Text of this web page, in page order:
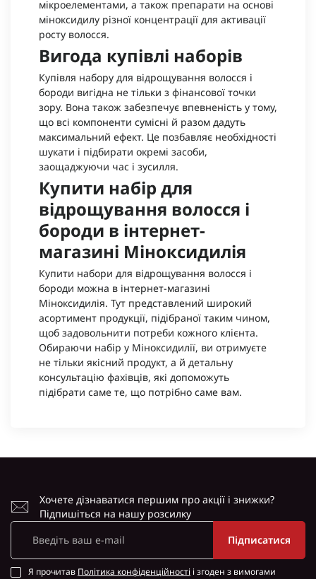
мікроелементами, а також препарати на основі
міноксидилу різної концентрації для активації
росту волосся.
Вигода купівлі наборів
Купівля набору для відрощування волосся і
бороди вигідна не тільки з фінансової точки
зору. Вона також забезпечує впевненість у тому,
що всі компоненти сумісні й разом дадуть
максимальний ефект. Це позбавляє необхідності
шукати і підбирати окремі засоби,
заощаджуючи час і зусилля.
Купити набір для
відрощування волосся і
бороди в інтернет-
магазині Міноксидилія
Купити набори для відрощування волосся і
бороди можна в інтернет-магазині
Міноксидилія. Тут представлений широкий
асортимент продукції, підібраної таким чином,
щоб задовольнити потреби кожного клієнта.
Обираючи набір у Міноксидилії, ви отримуєте
не тільки якісний продукт, а й детальну
консультацію фахівців, які допоможуть
підібрати саме те, що потрібно саме вам.
Хочете дізнаватися першим про акції і знижки?
Підпишіться на нашу розсилку
Підписатися
Я прочитав Політика конфіденційності і згоден з вимогами